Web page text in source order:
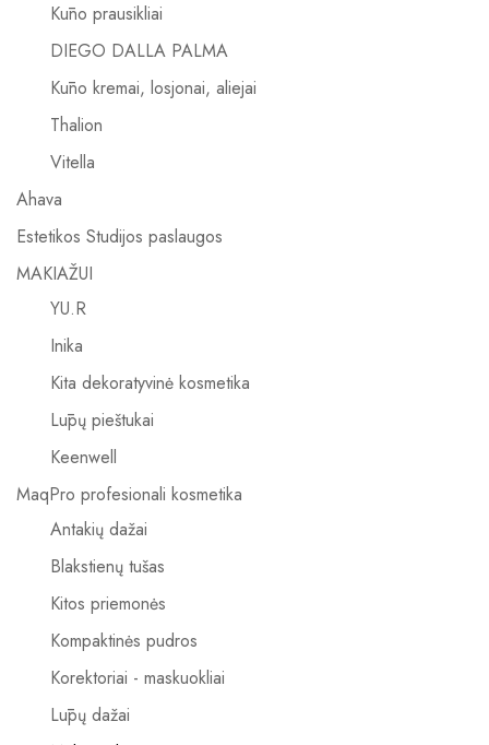
Kūno prausikliai
DIEGO DALLA PALMA
Kūno kremai, losjonai, aliejai
Thalion
Vitella
Ahava
Estetikos Studijos paslaugos
MAKIAŽUI
YU.R
Inika
Kita dekoratyvinė kosmetika
Lūpų pieštukai
Keenwell
MaqPro profesionali kosmetika
Antakių dažai
Blakstienų tušas
Kitos priemonės
Kompaktinės pudros
Korektoriai - maskuokliai
Lūpų dažai